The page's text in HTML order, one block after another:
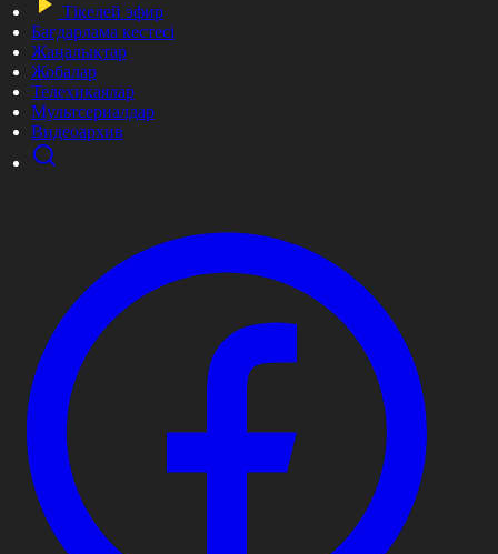
Тікелей эфир
Бағдарлама кестесі
Жаңалықтар
Жобалар
Телехикаялар
Мультсериалдар
Видеоархив